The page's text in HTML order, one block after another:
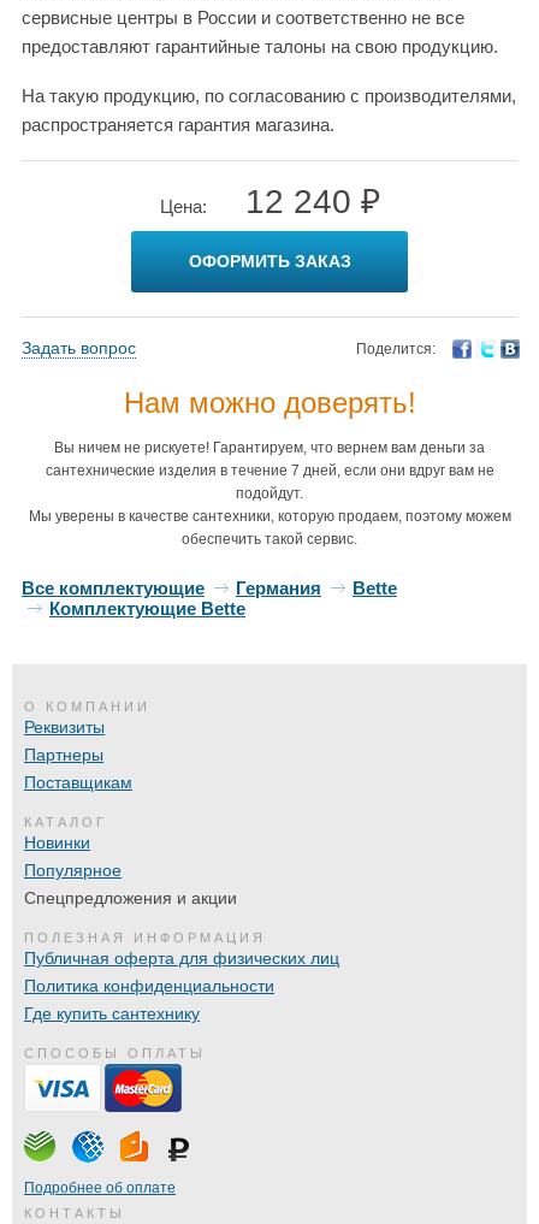
сервисные центры в России и соответственно не все
предоставляют гарантийные талоны на свою продукцию.
На такую продукцию, по согласованию с производителями,
распространяется гарантия магазина.
Цена: 12 240 ₽
ОФОРМИТЬ ЗАКАЗ
Задать вопрос Поделится:
Нам можно доверять!
Вы ничем не рискуете! Гарантируем, что вернем вам деньги за
сантехнические изделия в течение 7 дней, если они вдруг вам не
подойдут.
Мы уверены в качестве сантехники, которую продаем, поэтому можем
обеспечить такой сервис.
Все комплектующие Германия
Bette
Комплектующие Bette
О КОМПАНИИ
Реквизиты
Партнеры
Поставщикам
КАТАЛОГ
Новинки
Популярное
Спецпредложения и акции
ПОЛЕЗНАЯ ИНФОРМАЦИЯ
Публичная оферта для физических лиц
Политика конфиденциальности
Где купить сантехнику
СПОСОБЫ ОПЛАТЫ
Подробнее об оплате
КОНТАКТЫ